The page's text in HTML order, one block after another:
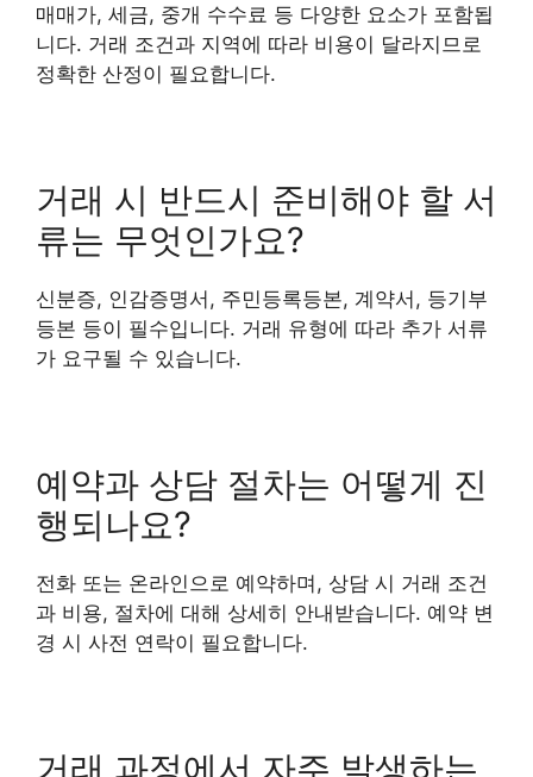
매매가, 세금, 중개 수수료 등 다양한 요소가 포함됩
니다. 거래 조건과 지역에 따라 비용이 달라지므로
정확한 산정이 필요합니다.
거래 시 반드시 준비해야 할 서
류는 무엇인가요?
신분증, 인감증명서, 주민등록등본, 계약서, 등기부
등본 등이 필수입니다. 거래 유형에 따라 추가 서류
가 요구될 수 있습니다.
예약과 상담 절차는 어떻게 진
행되나요?
전화 또는 온라인으로 예약하며, 상담 시 거래 조건
과 비용, 절차에 대해 상세히 안내받습니다. 예약 변
경 시 사전 연락이 필요합니다.
거래 과정에서 자주 발생하는